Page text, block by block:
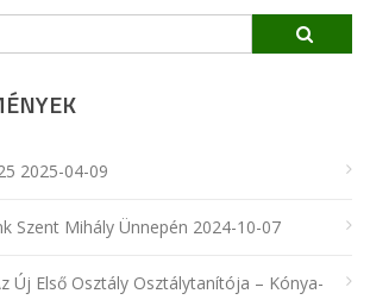
2025-04-09
Szent Mihály Ünnepén 2024-10-07
Új Első Osztály Osztálytanítója – Kónya-